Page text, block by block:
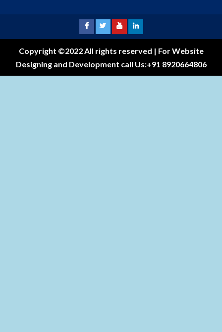
Copyright ©2022 All rights reserved | For Website
Designing and Development call Us:+91 8920664806